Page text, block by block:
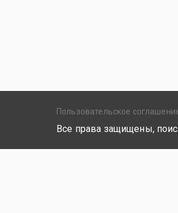
Пользовательское
Все права защищены,